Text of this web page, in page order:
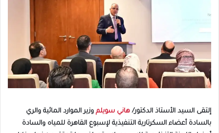
إلتقى السيد الأستاذ الدكتور/ هاني سويلم وزير الموارد المائية والري
بالسادة أعضاء السكرتارية التنفيذية لإسبوع القاهرة للمياه والسادة